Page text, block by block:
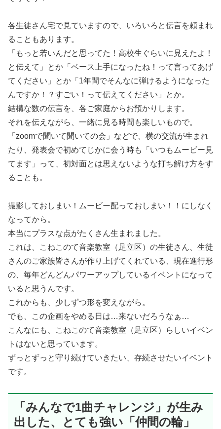
各生徒さん宅で見ていますので、いろいろと伝言を頼まれ
ることもあります。
「もっと若いんだと思ってた！高校生ぐらいに見えたよ！
と伝えて」とか「ベース上手になったね！って言ってあげ
てください」とか「1年間でそんなに弾けるようになった
んですか！？すごい！って伝えてください」とか。
結構な数の伝言を、各ご家庭からお預かりします。
それを伝えながら、一緒に見る時間も楽しいもので。
「zoomで聞いて聞いての会」などで、横の交流が生まれ
たり、発表会で初めてじかに会う時も「いつもムービー見
てます」って、初対面とは思えないような打ち解け方をす
ることも。
撮影しておしまい！ムービー配っておしまい！！にしなく
なってから。
本当にプラスな点がたくさん生まれました。
これは、こねこのて音楽教室（足立区）の生徒さん、生徒
さんのご家族皆さんが作り上げてくれている、現在進行形
の、毎年どんどんパワーアップしているイベントになって
いると思うんです。
これからも、少しずつ形を変えながら。
でも、この企画をやめる日は…来ないだろうなぁ…
こんなにも、こねこのて音楽教室（足立区）らしいイベン
トはないと思っています。
ずっとずっと守り続けていきたい、存続させたいイベント
です。
「みんなで1曲チャレンジ」が生み
出した、とても強い「仲間の輪」